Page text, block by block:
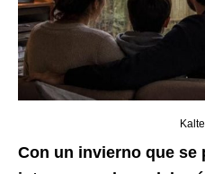
Con un invierno que se